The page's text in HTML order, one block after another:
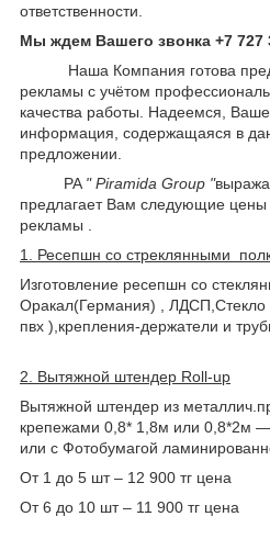
ответственности.
Мы ждем Вашего звонка +7 727
Наша Компания готова
рекламы с учётом
качества работы. Надеемся,
информация, содержащаяся в
предложении.
PA " Piramida Group "
предлагает Вам следующие цены
рекламы .
1. Ресепшн со стреклянными
Изготовление ресепшн со
Оракал(Германия) ,
пвх ),крепления-держатели и
2. Вытяжной штендер Roll-up
Вытяжной штендер из
крепежами 0,8* 1,8м или 0,8*2м ―
или с Фотобумагой
От 1 до 5 шт – 12 900 тг цена
От 6 до 10 шт –